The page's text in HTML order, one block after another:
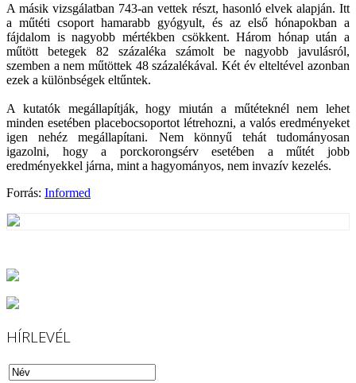
A másik vizsgálatban 743-an vettek részt, hasonló elvek alapján. Itt
a műtéti csoport hamarabb gyógyult, és az első hónapokban a
fájdalom is nagyobb mértékben csökkent. Három hónap után a
műtött betegek 82 százaléka számolt be nagyobb javulásról,
szemben a nem műtöttek 48 százalékával. Két év elteltével azonban
ezek a különbségek eltűntek.
A kutatók megállapítják, hogy miután a műtéteknél nem lehet
minden esetében placebocsoportot létrehozni, a valós eredményeket
igen nehéz megállapítani. Nem könnyű tehát tudományosan
igazolni, hogy a porckorongsérv esetében a műtét jobb
eredményekkel járna, mint a hagyományos, nem invazív kezelés.
Forrás: Informed
HÍRLEVÉL